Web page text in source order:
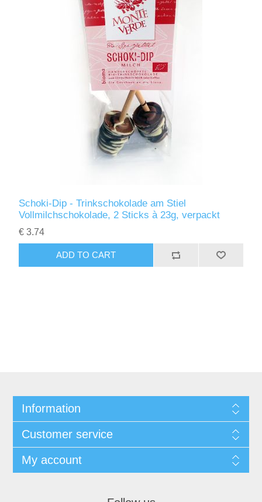
Schoki-Dip - Trinkschokolade am Stiel
Vollmilchschokolade, 2 Sticks à 23g, verpackt
€ 3.74
ADD TO CART
Information
Customer service
My account